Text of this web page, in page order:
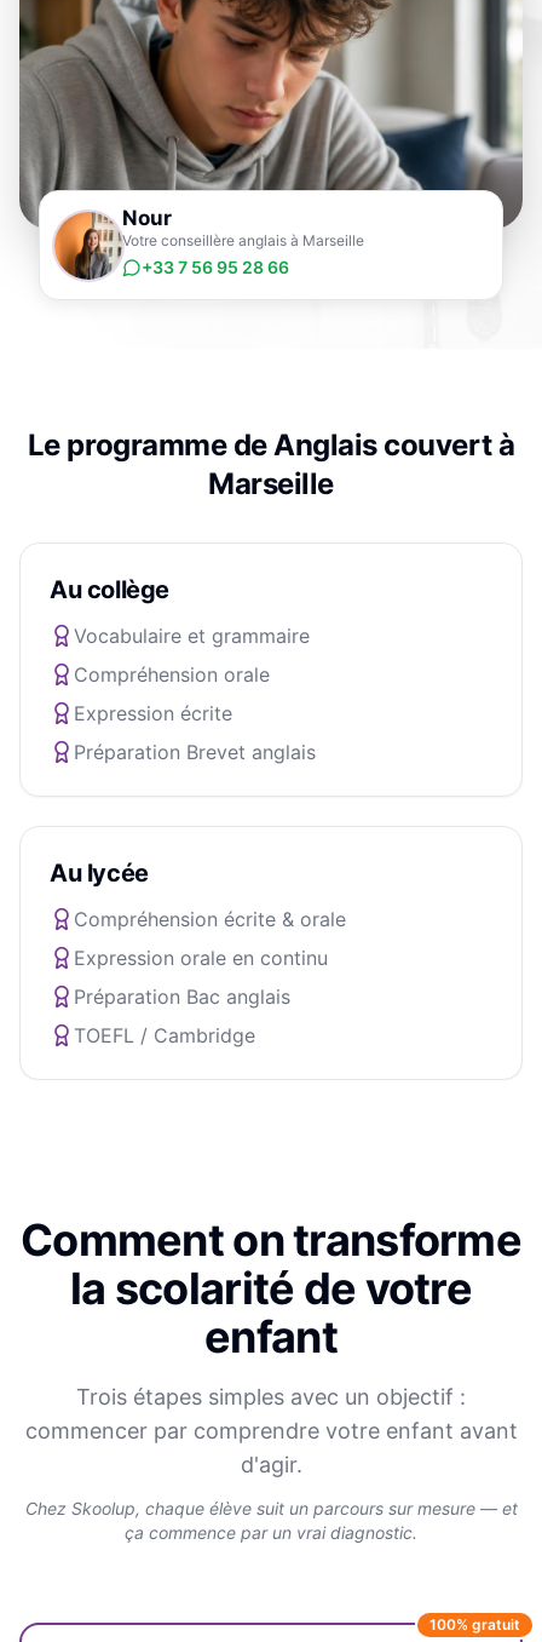
Nour
Votre conseillère anglais à Marseille
+33 7 56 95 28 66
Le programme deAnglaiscouvert à
Marseille
Au collège
Vocabulaire et grammaire
Compréhension orale
Expression écrite
Préparation Brevet anglais
Au lycée
Compréhension écrite & orale
Expression orale en continu
Préparation Bac anglais
TOEFL / Cambridge
Comment on transforme
la scolarité de votre
enfant
Trois étapes simples avec un objectif :
commencer par comprendre votre enfant avant
d'agir.
Chez Skoolup, chaque élève suit un parcours sur mesure — et
ça commence par un vrai diagnostic.
100% gratuit